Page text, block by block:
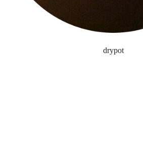
drypot